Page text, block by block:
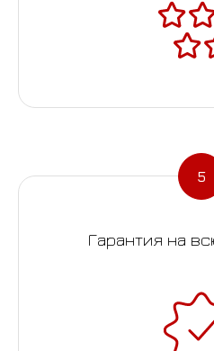
Гарантия на